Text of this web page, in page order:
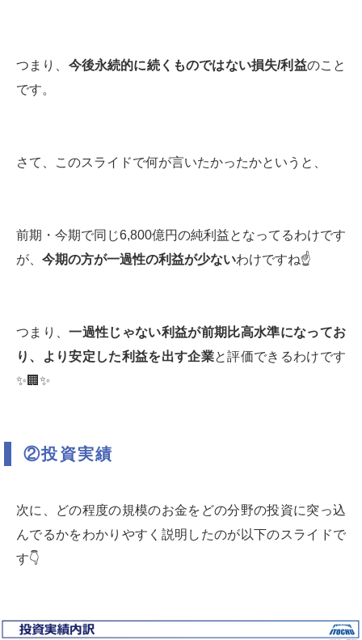
つまり、 今後永続的に続くものではない損失/利益のこと
です。
さて、このスライドで何が言いたかったかというと、
前期・今期で同じ6,800億円の純利益となってるわけです
が、 今期の方が一過性の利益が少ないわけですね☝️
つまり、一過性じゃない利益が前期比高水準になってお
り、より安定した利益を出す企業と評価できるわけです
✨🏢✨
②投資実績
次に、どの程度の規模のお金をどの分野の投資に突っ込
んでるかをわかりやすく説明したのが以下のスライドで
す👇